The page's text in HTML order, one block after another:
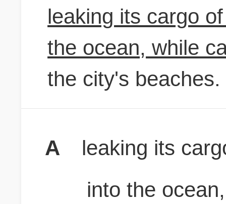
leaking its cargo
the ocean, while
the city's beaches.
A
leaking its
into the